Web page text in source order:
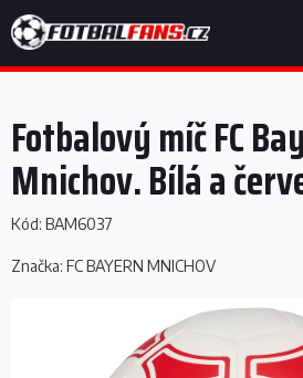
na
obsah
Fotbalový míč FC
Mnichov. Bílá a
Kód: BAM6037
Značka: FC BAYERN MNICHOV